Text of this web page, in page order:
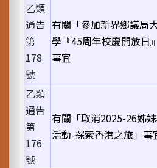
乙類
通告
第
178
號
有關「參加新界鄉議局
學『45周年校慶開放日
事宜
乙類
通告
第
176
號
有關「取消2025-26姊
活動-探索香港之旅」事